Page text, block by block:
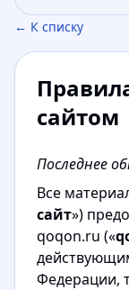
← К списку
сайтом
Последнее
Все
сайт»)
qoqon.ru («
Федерации,